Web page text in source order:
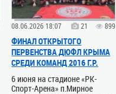
08.06.2026 18:07 21 899
ФИНАЛ ОТКРЫТОГО
ПЕРВЕНСТВА ДЮФЛ КРЫМА
СРЕДИ КОМАНД 2016 Г.Р.
6 июня на стадионе «РК-
Спорт-Арена» п.Мирное